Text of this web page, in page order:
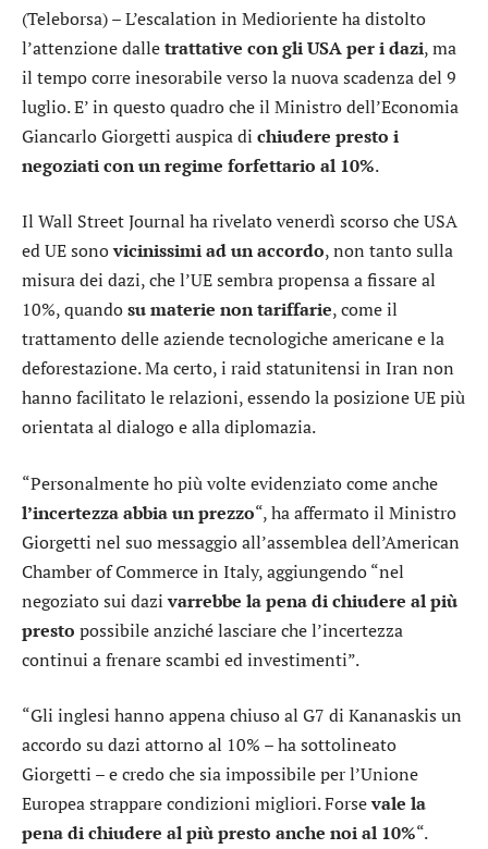
(Teleborsa) – L’escalation in Medioriente ha distolto
l’attenzione dalletrattative con gli USA per i dazi, ma
il tempo corre inesorabile verso la nuova scadenza del 9
luglio. E’ in questo quadro che il Ministro dell’Economia
Giancarlo Giorgetti auspica di chiudere presto i
negoziati con un regime forfettario al 10%.
Il Wall Street Journal ha rivelato venerdì scorso che USA
ed UE sonovicinissimi ad un accordo, non tanto sulla
misura dei dazi, che l’UE sembra propensa a fissare al
10%, quandosu materie non tariffarie, come il
trattamento delle aziende tecnologiche americane e la
deforestazione. Ma certo, i raid statunitensi in Iran non
hanno facilitato le relazioni, essendo la posizione UE più
orientata al dialogo e alla diplomazia.
“Personalmente ho più volte evidenziato come anche
l’incertezza abbia un prezzo“, ha affermato il Ministro
Giorgetti nel suo messaggio all’assemblea dell’American
Chamber of Commerce in Italy, aggiungendo “nel
negoziato sui dazivarrebbe la pena di chiudere al più
presto possibile anziché lasciare che l’incertezza
continui a frenare scambi ed investimenti”.
“Gli inglesi hanno appena chiuso al G7 di Kananaskis un
accordo su dazi attorno al 10% – ha sottolineato
Giorgetti – e credo che sia impossibile per l’Unione
Europea strappare condizioni migliori. Forsevale la
pena di chiudere al più presto anche noi al 10%“.